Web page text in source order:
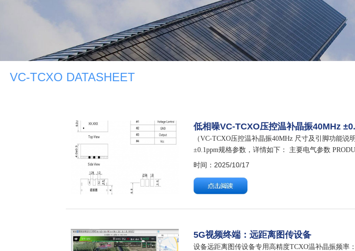
VC-TCXO DATASHEET
低相噪VC-TCXO压控温补晶振40MHz
（VC-TCXO压控温补晶振40MHz 尺寸及引脚功能
±0.1ppm规格参数，详情如下： 主要电气参数
FREQUENCY: 40.000000…
时间：2025/10/17
5G视频终端：远距离图传设备
设备远距离图传设备专用高精度TCXO温补晶振频率